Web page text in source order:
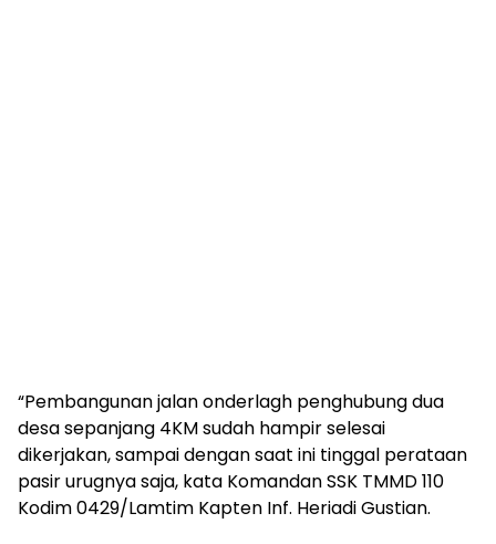
“Pembangunan jalan onderlagh penghubung dua
desa sepanjang 4KM sudah hampir selesai
dikerjakan, sampai dengan saat ini tinggal perataan
pasir urugnya saja, kata Komandan SSK TMMD 110
Kodim 0429/Lamtim Kapten Inf. Heriadi Gustian.